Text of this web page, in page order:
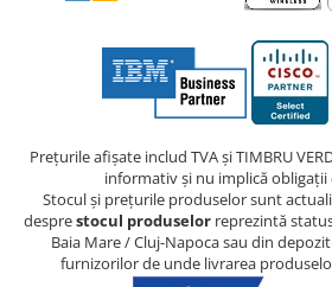
Prețurile afișate includ TVA și TIMBRU
informativ și nu implică obligații
Stocul și prețurile produselor sunt
desprestocul produselor reprezintă
Baia Mare / Cluj-Napoca sau din
furnizorilor de unde livrarea